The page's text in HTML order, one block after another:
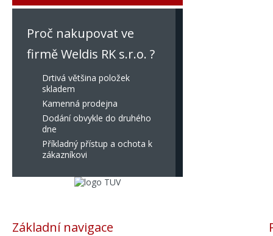
Proč nakupovat ve
firmě Weldis RK s.r.o. ?
Drtivá většina položek
skladem
Kamenná prodejna
Dodání obvykle do druhého
dne
Příkladný přístup a ochota k
zákazníkovi
Základní navigace